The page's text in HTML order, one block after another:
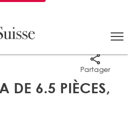
DE 6.5 PIÈCES,
Partager